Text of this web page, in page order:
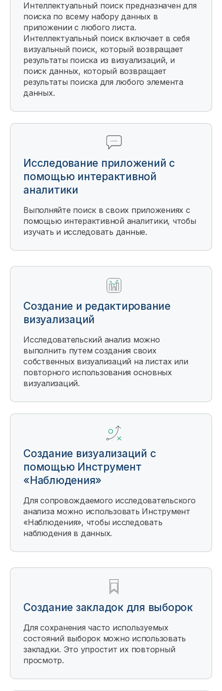
Интеллектуальный поиск предназначен для
поиска по всему набору данных в
приложении с любого листа.
Интеллектуальный поиск включает в себя
визуальный поиск, который возвращает
результаты поиска из визуализаций, и
поиск данных, который возвращает
результаты поиска для любого элемента
данных.
Исследование приложений с
помощью интерактивной
аналитики
Выполняйте поиск в своих приложениях с
помощью интерактивной аналитики, чтобы
изучать и исследовать данные.
Создание и редактирование
визуализаций
Исследовательский анализ можно
выполнить путем создания своих
собственных визуализаций на листах или
повторного использования основных
визуализаций.
Создание визуализаций с
помощью Инструмент
«Наблюдения»
Для сопровождаемого исследовательского
анализа можно использовать Инструмент
«Наблюдения», чтобы исследовать
наблюдения в данных.
Создание закладок для выборок
Для сохранения часто используемых
состояний выборок можно использовать
закладки. Это упростит их повторный
просмотр.